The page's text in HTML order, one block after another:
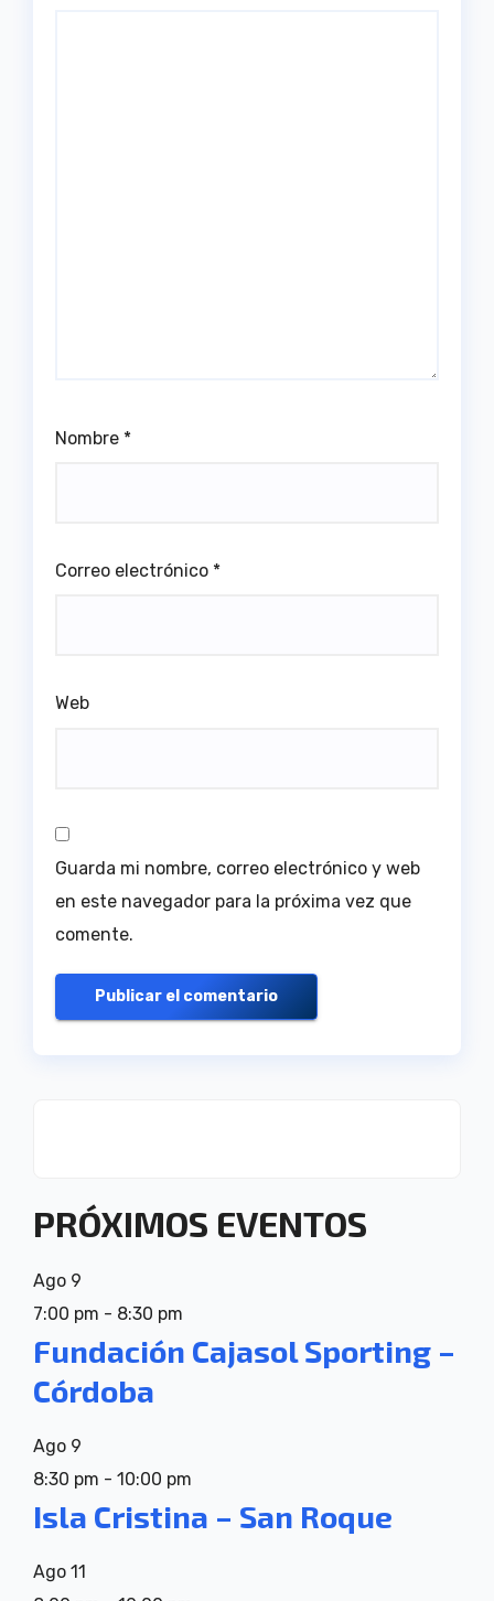
Nombre *
Correo electrónico *
Web
Guarda mi nombre, correo electrónico y web
en este navegador para la próxima vez que
comente.
PRÓXIMOS EVENTOS
Ago 9
7:00 pm - 8:30 pm
Fundación Cajasol Sporting –
Córdoba
Ago 9
8:30 pm - 10:00 pm
Isla Cristina – San Roque
Ago 11